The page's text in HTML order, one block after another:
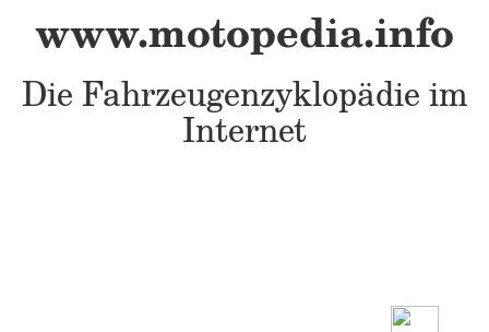
www.motopedia.info
Die Fahrzeugenzyklopädie im
Internet